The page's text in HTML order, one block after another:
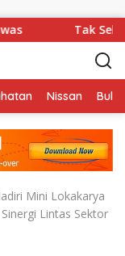
Menjalankan
Nissan
Mini Lokakarya
Lintas Sektor